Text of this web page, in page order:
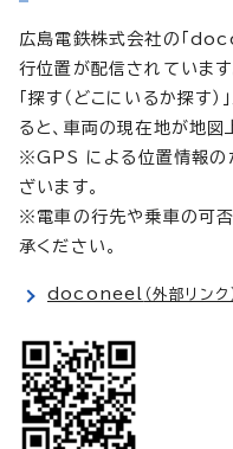
広島電鉄株式会社の「
行位置が配信されています
「探す（どこにいるか探す
ると、車両の現在地が地図
※GPS による位置情報の
ざいます。
※電車の行先や乗車の可
承ください。
doconeel （外部リンク